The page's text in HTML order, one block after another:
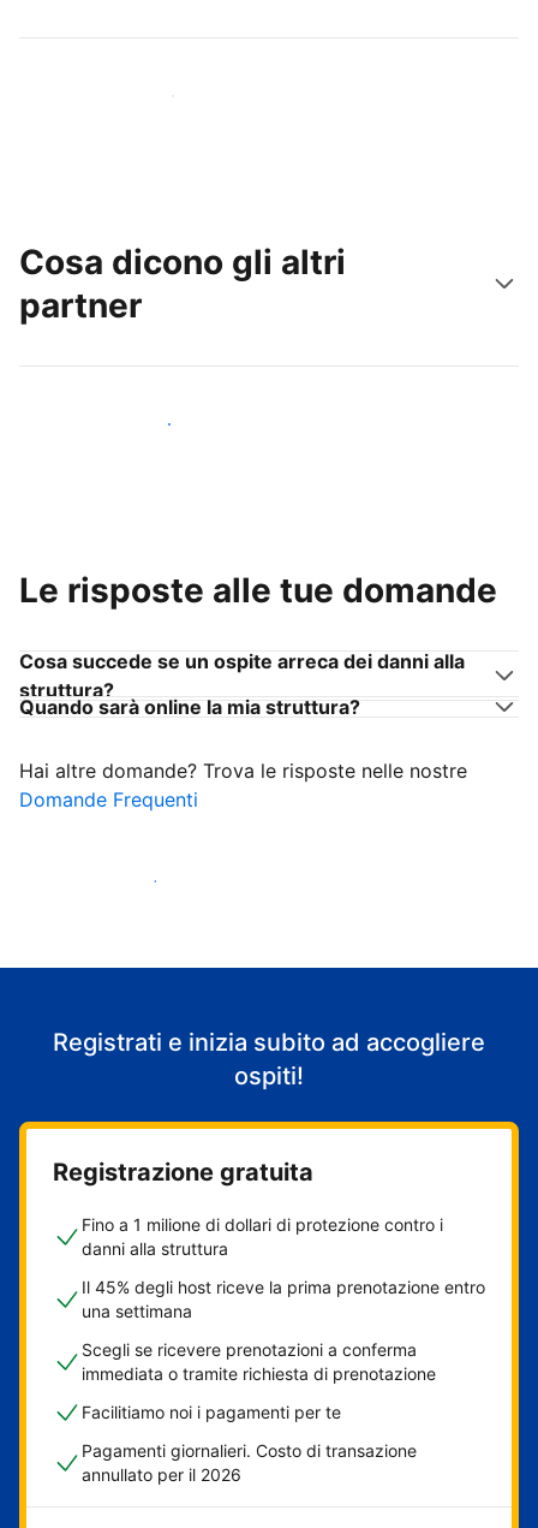
Raggiungi subito nuovi ospiti
Cosa dicono gli altri
partner
Unisciti ad altri host come te
Le risposte alle tue domande
Cosa succede se un ospite arreca dei danni alla
struttura?
Quando sarà online la mia struttura?
Hai altre domande? Trova le risposte nelle nostre
Domande Frequenti
Inizia ad accogliere ospiti
Registrati e inizia subito ad accogliere
ospiti!
Registrazione gratuita
Fino a 1 milione di dollari di protezione contro i
danni alla struttura
Il 45% degli host riceve la prima prenotazione entro
una settimana
Scegli se ricevere prenotazioni a conferma
immediata o tramite richiesta di prenotazione
Facilitiamo noi i pagamenti per te
Pagamenti giornalieri. Costo di transazione
annullato per il 2026